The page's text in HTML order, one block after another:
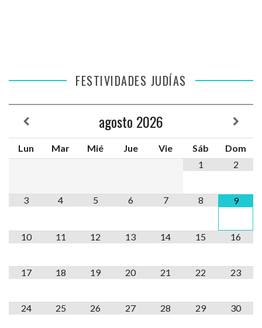
FESTIVIDADES JUDÍAS
agosto 2026
Lun Mar Mié Jue Vie Sáb
Dom
1
2
3 4 5 6 7 8 9
10 11 12 13 14 15 16
17 18 19 20 21 22 23
24 25 26 27 28 29 30